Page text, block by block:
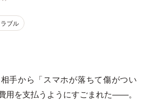
ブル
手から「スマホが落ちて傷がつい
用を支払うようにすごまれた——。